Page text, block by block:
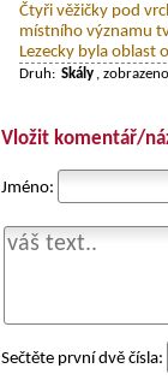
Čtyři věžičky pod
místního významu
Lezecky byla oblast
Druh: Skály ,
Vložit komentář/
Jméno:
Sečtěte první dvě čísla: